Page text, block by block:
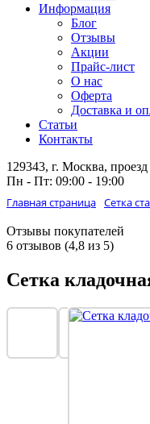
Информация
Блог
Отзывы
Акции
Прайс-лист
О нас
Оферта
Доставка и
Статьи
Контакты
129343, г. Москва,
Пн - Пт: 09:00 - 19:00
Главная страница Сетка
Отзывы покупателей
6 отзывов (4,8 из 5)
Сетка